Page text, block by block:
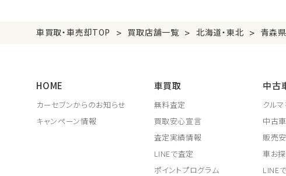
車買取・車売却TOP > 買取店舗一覧 > 北海道・東北 > 青森県
HOME
カーセブンからのお知らせ
キャンペーン情報
車買取
無料査定
買取安心宣言
査定実績情報
LINEで査定
ポイントプログラム
中古
クル
中古
販売
車お
LINE